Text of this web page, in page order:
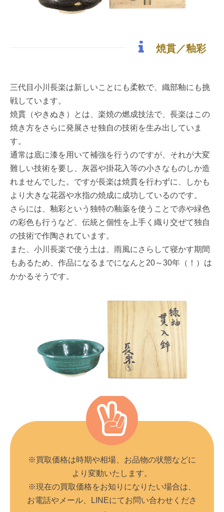
焼貫／釉彩
三代目小川長楽は新しいことにも柔軟で、織部釉にも挑
戦しています。
焼貫（やきぬき）とは、楽焼の燃成技法で、長楽はこの
焼き方をさらに発展させ独自の技術を生み出していま
す。
通常は底に漆を用いて補強を行うのですが、それが大変
難しい技術を要し、灰器や掛花入等の小さなものしか造
れませんでした。ですが長楽は焼貫を行わずに、しかも
より大きな花器や水指の焼成に成功しているのです。
さらには、釉彩という独特の釉薬を使うことで赤や緑色
の彩色も行うなど、伝統と個性を上手く織り交ぜて独自
の技術で作陶されています。
また、小川長楽で使う土は、雨風にさらして寝かす期間
もあるため、作品になるまでになんと20～30年（！）は
かかるそうです。
※買取価格は時期や相場、お品物の状態などに
より変動いたします。
※現在の買取価格をお知りになりたい場合は、
お電話やメール、LINEにてお問い合わせくださ